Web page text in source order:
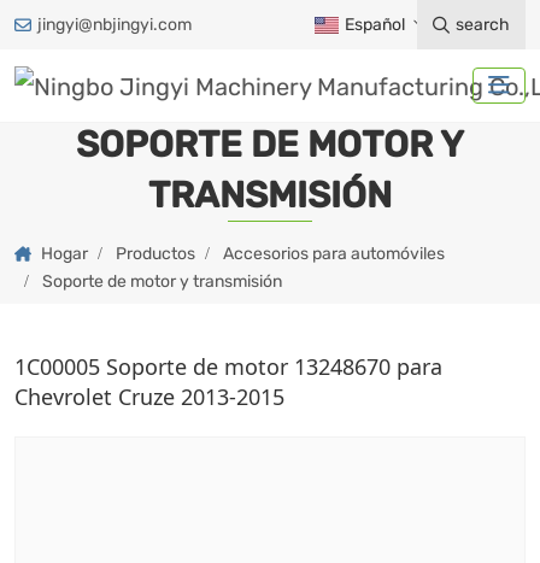
jingyi@nbjingyi.com Español search
SOPORTE DE MOTOR Y
TRANSMISIÓN
Hogar Productos
Accesorios para automóviles
Soporte de motor y transmisión
1C00005 Soporte de motor 13248670 para
Chevrolet Cruze 2013-2015